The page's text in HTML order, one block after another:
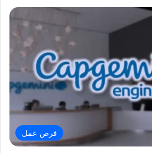
فرص عمل